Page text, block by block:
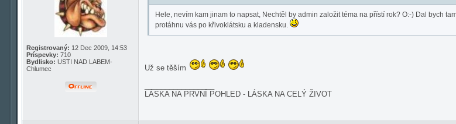
Registrovaný: 12 Dec 2009, 14:53
Príspevky: 710
Bydlisko: USTI NAD LABEM-
Chlumec
Hele, nevím kam jinam to napsat, Nechtěl by admin založit téma na přístí rok? O:-) Dal bych
protáhnu vás po křivoklátsku a kladensku.
Už se těším
LÁSKA NA PRVNÍ POHLED - LÁSKA NA CELÝ ŽIVOT